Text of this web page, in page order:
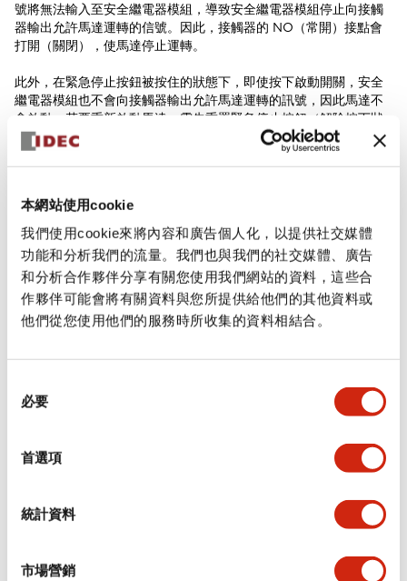
本網站使用cookie
我們使用cookie來將內容和廣告個人化，以提供社交媒體
功能和分析我們的流量。我們也與我們的社交媒體、廣告
和分析合作夥伴分享有關您使用我們網站的資料，這些合
作夥伴可能會將有關資料與您所提供給他們的其他資料或
他們從您使用他們的服務時所收集的資料相結合。
必要
首選項
統計資料
市場營銷
號將無法輸入至安全繼電器模組，導致安全繼電器模組停止向接觸
器輸出允許馬達運轉的信號。因此，接觸器的 NO（常開）接點會
打開（關閉），使馬達停止運轉。
此外，在緊急停止按鈕被按住的狀態下，即使按下啟動開關，安全
繼電器模組也不會向接觸器輸出允許馬達運轉的訊號，因此馬達不
會啟動。若要重新啟動馬達，需先重置緊急停止按鈕（解除按下狀
態），然後再按下啟動開關。
安全控制器與安全繼電器模組一樣，負責控制系統中與安全相關部
隨著機械功能的不斷提升以及各種安全設備的出現，控制系統中的
安全相關部分也變得更加複雜。安全控制器透過 CPU 功能，能夠輕
此可說是一種兼具高安全性能與便利性的設備【圖 3】。
安全繼電器模組／安全控制器 產品介紹